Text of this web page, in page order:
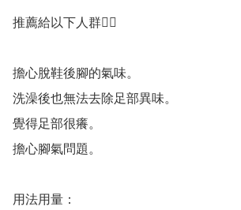
推薦給以下人群👇🏻
擔心脫鞋後腳的氣味。
洗澡後也無法去除足部異味。
覺得足部很癢。
擔心腳氣問題。
用法用量：